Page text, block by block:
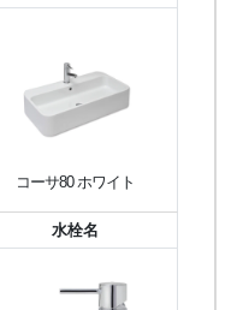
コーサ80 ホワイト
水栓名